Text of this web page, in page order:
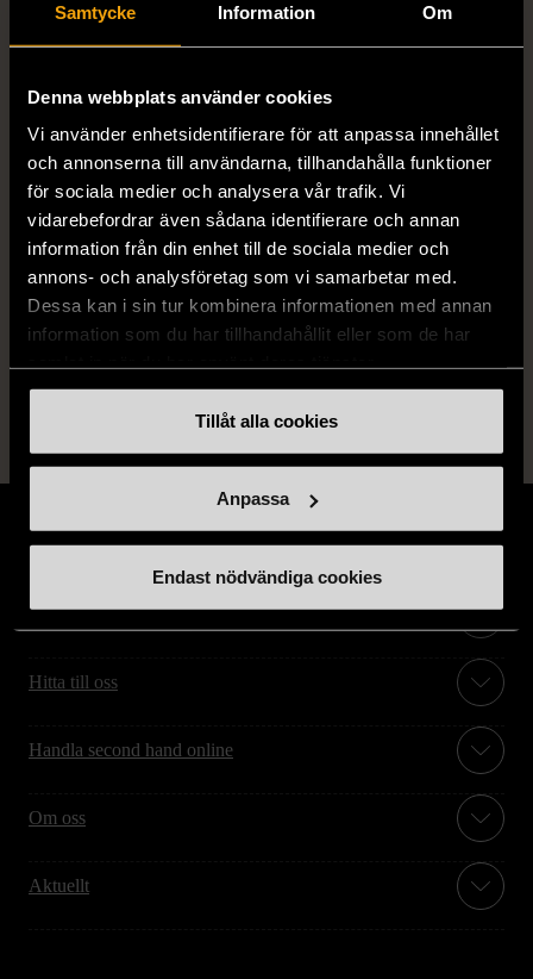
Samtycke Information Om
Denna webbplats använder cookies
Vi använder enhetsidentifierare för att anpassa innehållet
och annonserna till användarna, tillhandahålla funktioner
för sociala medier och analysera vår trafik. Vi
vidarebefordrar även sådana identifierare och annan
information från din enhet till de sociala medier och
annons- och analysföretag som vi samarbetar med.
Dessa kan i sin tur kombinera informationen med annan
information som du har tillhandahållit eller som de har
Tillåt alla cookies
Anpassa
Endast nödvändiga cookies
Language DANSKA
Produkten är unik och finns enbart som 1 st i lager.
Fri frakt på alla köp över 990 kr.
Stöd oss
Hitta till oss
Handla second hand online
Om oss
Aktuellt